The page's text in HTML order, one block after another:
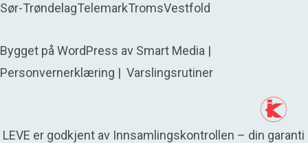
Sør-TrøndelagTelemarkTromsVestfold
Bygget påWordPress av Smart Media |
Personvernerklæring | Varslingsrutiner
LEVE er godkjent av Innsamlingskontrollen – din garanti